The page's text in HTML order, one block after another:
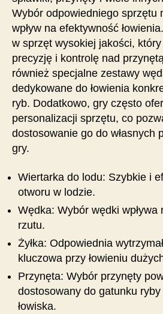
Wybór odpowiedniego sprzętu
wpływ na efektywność
w sprzęt wysokiej jakości,
precyzję i kontrolę nad
również specjalne zestawy
dedykowane do łowienia
ryb. Dodatkowo, gry często
personalizacji sprzętu, co
dostosowanie go do własnych
gry.
Wiertarka do lodu: Szybkie i
otworu w lodzie.
Wędka: Wybór wędki wpływa
rzutu.
Żyłka: Odpowiednia
kluczowa przy łowieniu
Przynęta: Wybór przynęty
dostosowany do gatunku
łowiska.